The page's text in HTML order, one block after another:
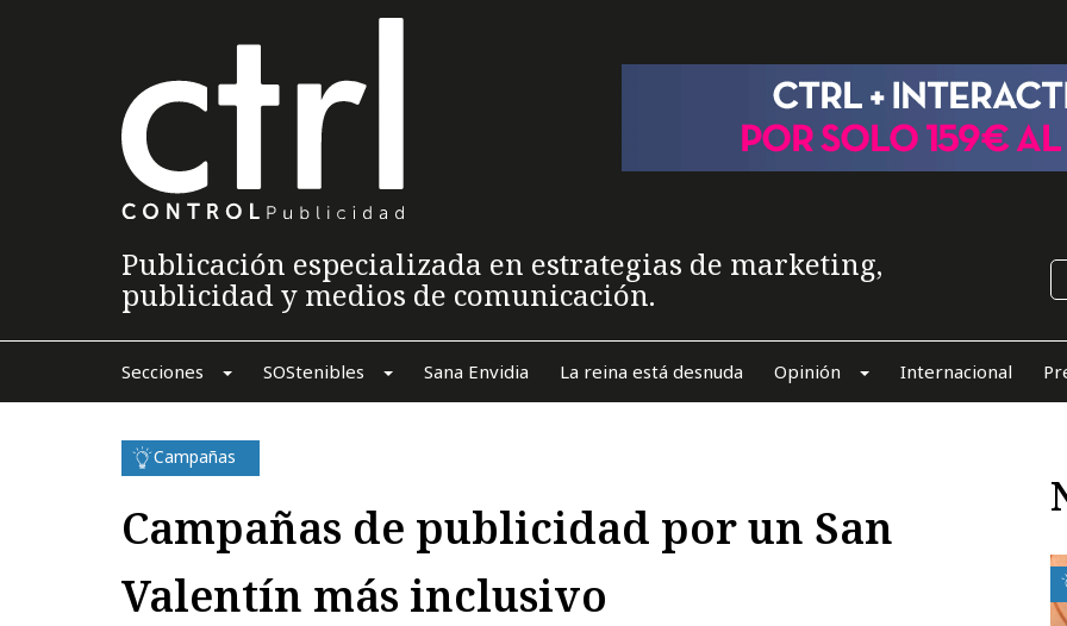
Publicación especializada en estrategias de marketing,
publicidad y medios de comunicación.
Secciones SOStenibles Sana Envidia La reina está desnuda Opinión Internacional
Campañas
Campañas de publicidad por un San
Valentín más inclusivo